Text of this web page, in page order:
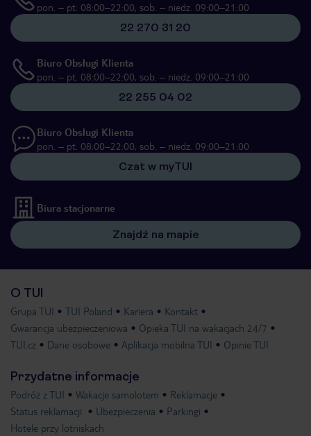
pon. – pt. 08:00–22:00, sob. – niedz. 09:00–21:00
22 270 31 20
Biuro Obsługi Klienta
pon. – pt. 08:00–22:00, sob. – niedz. 09:00–21:00
22 255 04 02
Biuro Obsługi Klienta
pon. – pt. 08:00–22:00, sob. – niedz. 09:00–21:00
Czat w myTUI
Biura stacjonarne
Znajdź na mapie
O TUI
Grupa TUI TUI Poland Kariera
Kontakt
Gwarancja ubezpieczeniowa
Opieka TUI na wakacjach 24/7
TUI.cz
Dane osobowe Aplikacja mobilna TUI Opinie TUI
Przydatne informacje
Podróż z TUI Wakacje samolotem
Reklamacje
Status reklamacji
Ubezpieczenia
Parkingi
Hotele przy lotniskach